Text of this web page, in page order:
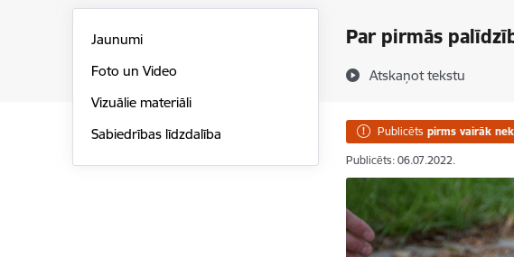
Par pirmās
Atskaņot tekstu
Jaunumi
Foto un Video
Vizuālie materiāli
Sabiedrības līdzdalība
Publicēts pirms vairāk
Publicēts: 06.07.2022.